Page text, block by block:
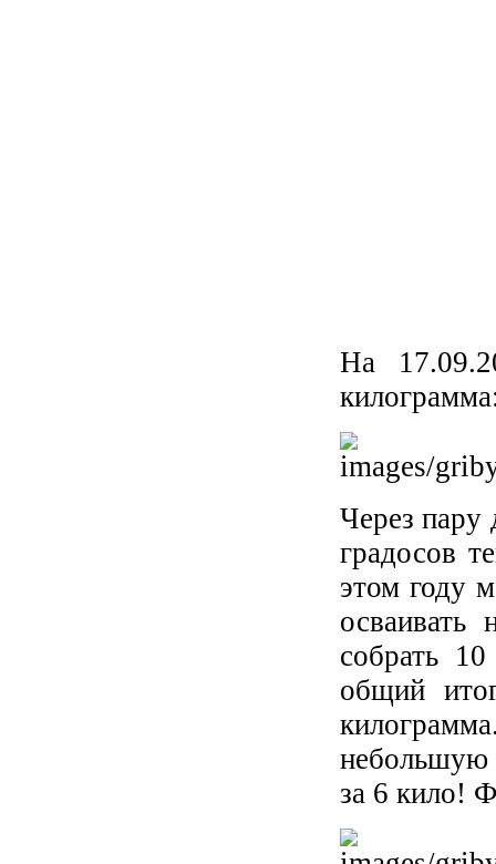
На
Через пару
градосов
этом году
собрать
общий
небольшую
за 6 кило!